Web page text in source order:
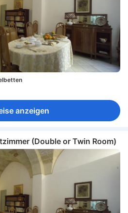
anzeigen
(Double or Twin Room)